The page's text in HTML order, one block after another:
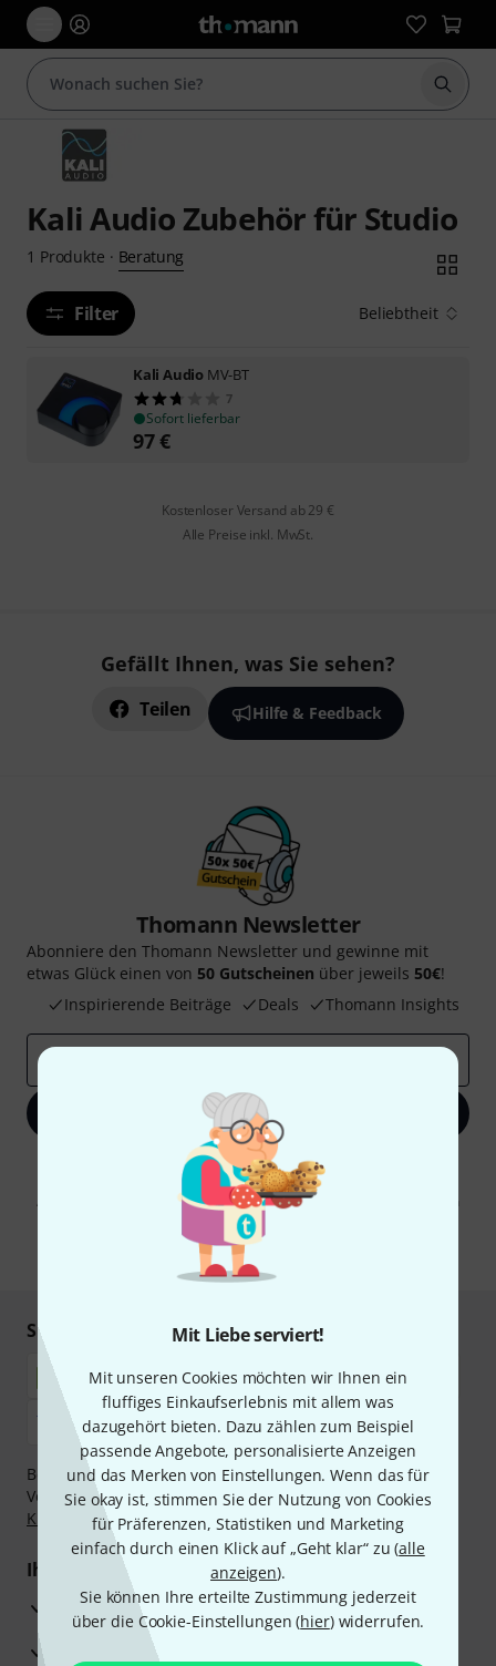
Mit Liebe serviert!
Mit unseren Cookies möchten wir Ihnen ein
fluffiges Einkaufserlebnis mit allem was
dazugehört bieten. Dazu zählen zum Beispiel
passende Angebote, personalisierte Anzeigen
und das Merken von Einstellungen. Wenn das für
Sie okay ist, stimmen Sie der Nutzung von Cookies
für Präferenzen, Statistiken und Marketing
einfach durch einen Klick auf „Geht klar“ zu (alle
anzeigen).
Sie können Ihre erteilte Zustimmung jederzeit
über die Cookie-Einstellungen (hier) widerrufen.
Suche
Kali Audio Zubehör für Studio
1 Produkte · Beratung
Filter Beliebtheit
Kali Audio MV-BT
7
Sofort lieferbar
97€
Kostenloser Versand ab 29 €
Alle Preise inkl. MwSt.
Gefällt Ihnen, was Sie sehen?
Teilen Hilfe & Feedback
Thomann Newsletter
Abonniere den Thomann Newsletter und gewinne mit
etwas Glück einen von 50 Gutscheinen über jeweils 50€!
Inspirierende Beiträge
Deals Thomann Insights
Jetzt anmelden
Mit Klick auf „Jetzt anmelden“ stimmen Sie dem Erhalt von E-Mail-
Werbung und einer Messung des E-Mail-Nutzungsverhaltens zu. Die
Abmeldung ist jederzeit möglich. Weitere Informationen finden Sie in
Datenschutzhinweisen
* Pflichtfeld
Sicher einkaufen & bezahlen
Bezahlen Sie vertraulich und sicher per Nachnahme,
Vorkasse, PayPal, Amazon Pay,Klarna Sofort bezahlen,
Klarna Ratenzahlungoder Kreditkarte.
Ihre Vorteile
3 Jahre Thomann Garantie
30 Tage Money-Back-Garantie